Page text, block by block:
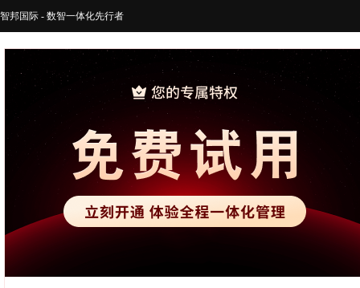
智邦国际 - 数智一体化先行者